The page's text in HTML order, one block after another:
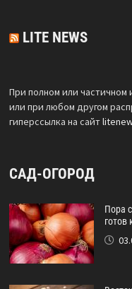
LITE NEWS
При полном или частичном
или при любом другом
гиперссылка на сайт
САД-ОГОРОД
Пора